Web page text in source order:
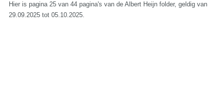
Hier is pagina 25 van 44 pagina's van de Albert Heijn folder, geldig van
29.09.2025 tot 05.10.2025.